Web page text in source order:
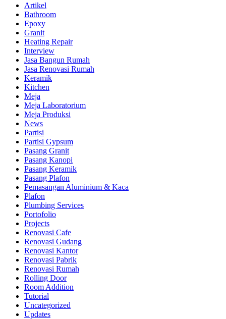
Artikel
Bathroom
Epoxy
Granit
Heating Repair
Interview
Jasa Bangun Rumah
Jasa Renovasi Rumah
Keramik
Kitchen
Meja
Meja Laboratorium
Meja Produksi
News
Partisi
Partisi Gypsum
Pasang Granit
Pasang Kanopi
Pasang Keramik
Pasang Plafon
Pemasangan Aluminium & Kaca
Plafon
Plumbing Services
Portofolio
Projects
Renovasi Cafe
Renovasi Gudang
Renovasi Kantor
Renovasi Pabrik
Renovasi Rumah
Rolling Door
Room Addition
Tutorial
Uncategorized
Updates